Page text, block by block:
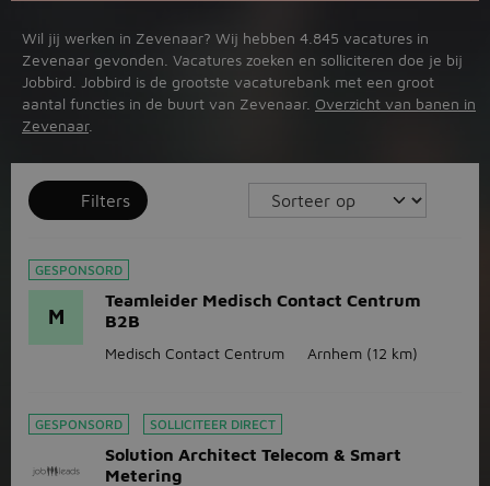
Wil jij werken in Zevenaar? Wij hebben 4.845 vacatures in
Zevenaar gevonden. Vacatures zoeken en solliciteren doe je bij
Jobbird. Jobbird is de grootste vacaturebank met een groot
aantal functies in de buurt van Zevenaar. Overzicht van banen in
Zevenaar.
Filters
GESPONSORD
M
Teamleider Medisch Contact Centrum
B2B
Medisch Contact Centrum Arnhem (12 km)
GESPONSORD SOLLICITEER DIRECT
Solution Architect Telecom & Smart
Metering